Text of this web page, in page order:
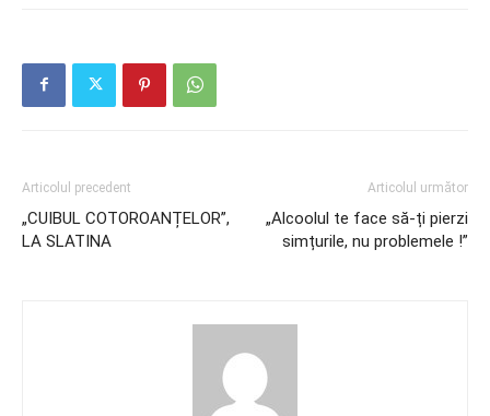
Articolul precedent
„CUIBUL COTOROANȚELOR”,
LA SLATINA
Articolul următor
„Alcoolul te face să-ți pierzi
simțurile, nu problemele !”